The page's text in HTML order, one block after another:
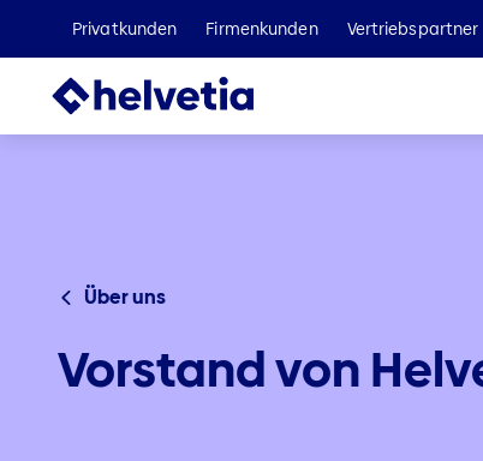
Privatkunden Firmenkunden Vertriebspartner
Über uns
Vorstand von